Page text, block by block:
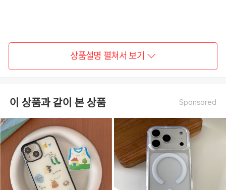
상품설명 펼쳐서 보기
이 상품과 같이 본 상품 Sponsored